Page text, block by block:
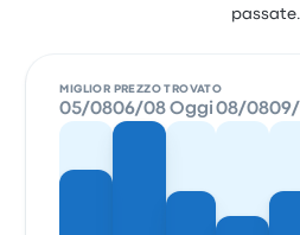
passate.
MIGLIOR PREZZO TROVATO
05/0806/08 Oggi 08/08